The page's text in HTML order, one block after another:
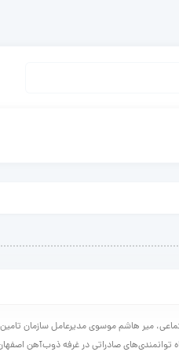
میر هاشم موسوی مدیرعامل سازمان تامین
صادراتی در غرفه ذوب‌‌‌آهن